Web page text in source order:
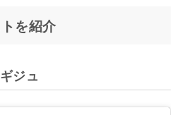
を紹介
ジュ